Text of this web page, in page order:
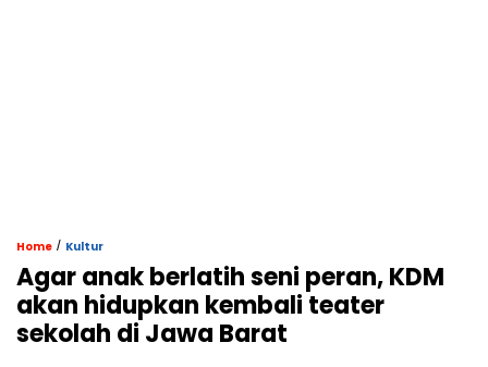
Home / Kultur
Agar anak berlatih seni peran, KDM
akan hidupkan kembali teater
sekolah di Jawa Barat